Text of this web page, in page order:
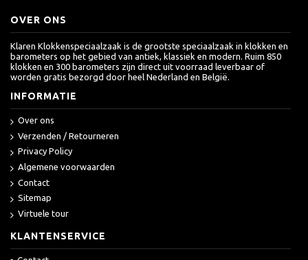
OVER ONS
Klaren Klokkenspeciaalzaak is de grootste speciaalzaak in klokken en
barometers op het gebied van antiek, klassiek en modern. Ruim 850
klokken en 300 barometers zijn direct uit voorraad leverbaar of
worden gratis bezorgd door heel Nederland en België.
INFORMATIE
Over ons
Verzenden / Retourneren
Privacy Policy
Algemene voorwaarden
Contact
Sitemap
Virtuele tour
KLANTENSERVICE